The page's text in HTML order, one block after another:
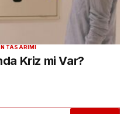
TASARIMI
Kriz mi Var?